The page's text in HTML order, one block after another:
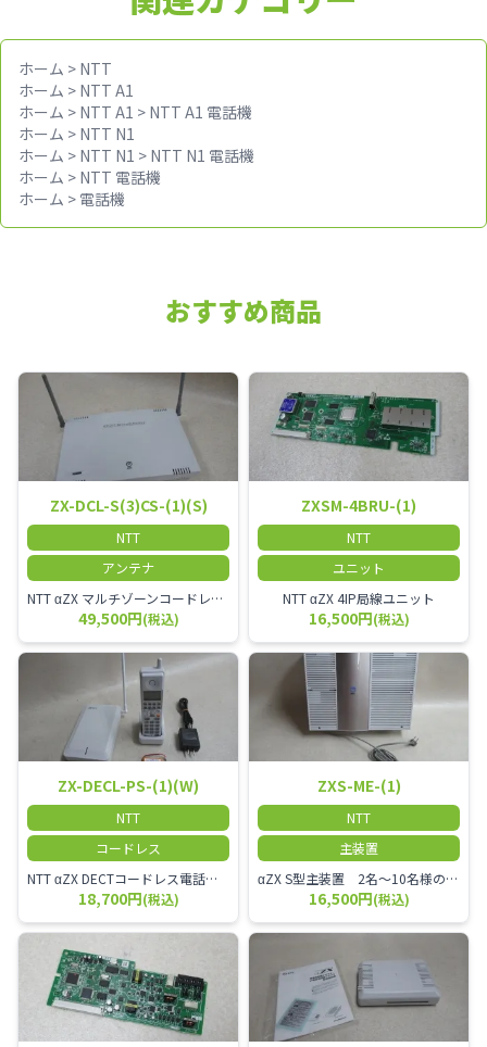
ホーム > NTT
ホーム > NTT A1
ホーム > NTT A1 > NTT A1 電話機
ホーム > NTT N1
ホーム > NTT N1 > NTT N1 電話機
ホーム > NTT 電話機
ホーム > 電話機
おすすめ商品
ZX-DCL-S(3)CS-(1)(S)
NTT
アンテナ
NTT αZX マルチゾーンコードレススター増設アンテナ
49,500円(税込)
ZXSM-4BRU-(1)
NTT
ユニット
NTT αZX 4IP局線ユニット
16,500円(税込)
ZX-DECL-PS-(1)(W)
NTT
コードレス
NTT αZX DECTコードレス電話機 電波方式がDECTで、 防水機能（IPX4:あらゆる方向からの水の飛まつを受けても有害な影響を受けない。)を備えた 接続装置と子機の一対シングルゾーンコードレスです。
18,700円(税込)
ZXS-ME-(1)
NTT
主装置
αZX S型主装置 2名～10名様のオフィスに適しております。
16,500円(税込)